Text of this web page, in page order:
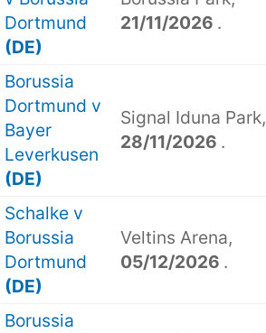
Dortmund
(DE)
21/11/2026 .
Borussia
Dortmund v
Bayer
Leverkusen
(DE)
Signal Iduna Park,
28/11/2026 .
Schalke v
Borussia
Dortmund
(DE)
Veltins Arena,
05/12/2026 .
Borussia